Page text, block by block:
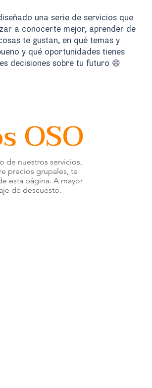
una serie de servicios que
a conocerte mejor, aprender de
te gustan, en qué temas y
y qué oportunidades tienes
decisiones sobre tu futuro 😄
OSO
de nuestros servicios,
precios grupales, te
esta página. A mayor
de descuesto.